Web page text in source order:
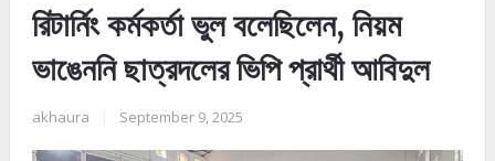
রিটার্নিং কর্মকর্তা ভুল বলেছিলেন, নিয়ম
ভাঙেননি ছাত্রদলের ভিপি প্রার্থী আবিদুল
akhaura September 9, 2025